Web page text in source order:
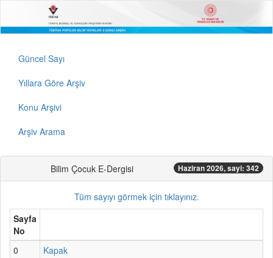
Güncel Sayı
Yıllara Göre Arşiv
Konu Arşivi
Arşiv Arama
Bilim Çocuk E-Dergisi Haziran 2026, sayi: 342
Tüm sayıyı görmek için tıklayınız.
Sayfa
No
0
Kapak